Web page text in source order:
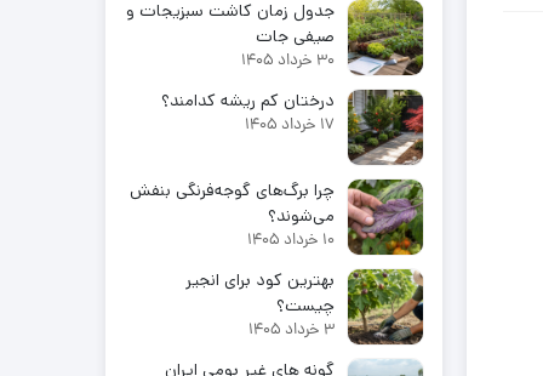
جدول زمان کاشت سبزیجات و
صیفی جات
30 خرداد 1405
درختان کم ریشه کدامند؟
17 خرداد 1405
چرا برگ‌های گوجه‌فرنگی بنفش
می‌شوند؟
10 خرداد 1405
بهترین کود برای انجیر
چیست؟
3 خرداد 1405
گونه های غیر بومی ایران